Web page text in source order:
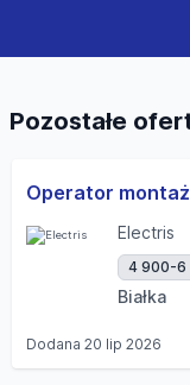
Pozostałe
Operator
Electris
4 900-6
Białka
Dodana 20 lip 2026